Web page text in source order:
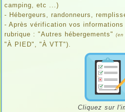
camping, etc ...)
- Hébergeurs, randonneurs,
- Après vérification vos
rubrique : "Autres hébergements"
(en
"À PIED", "À VTT").
Cliquez sur